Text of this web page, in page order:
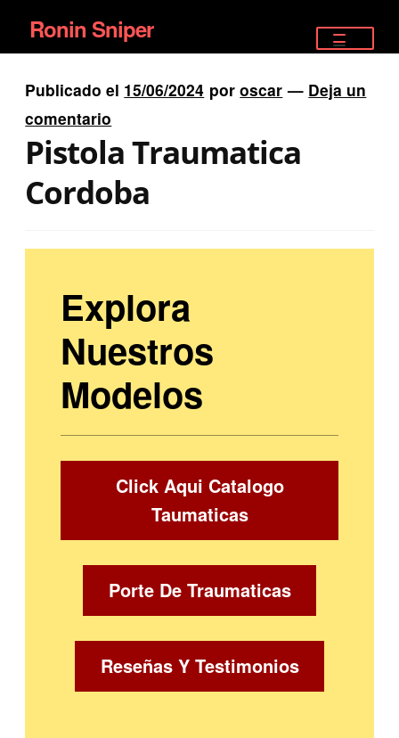
Ir
a
la
navegación
Ir
al
contenido
Ronin Sniper
PISTOLAS
RIFLES DEPORTIVOS
Publicado el 15/06/2024 poroscar — Deja un
comentario
Pistola Traumatica
Cordoba
Explora
Nuestros
Modelos
Click Aqui Catalogo
Taumaticas
Porte De Traumaticas
Reseñas Y Testimonios